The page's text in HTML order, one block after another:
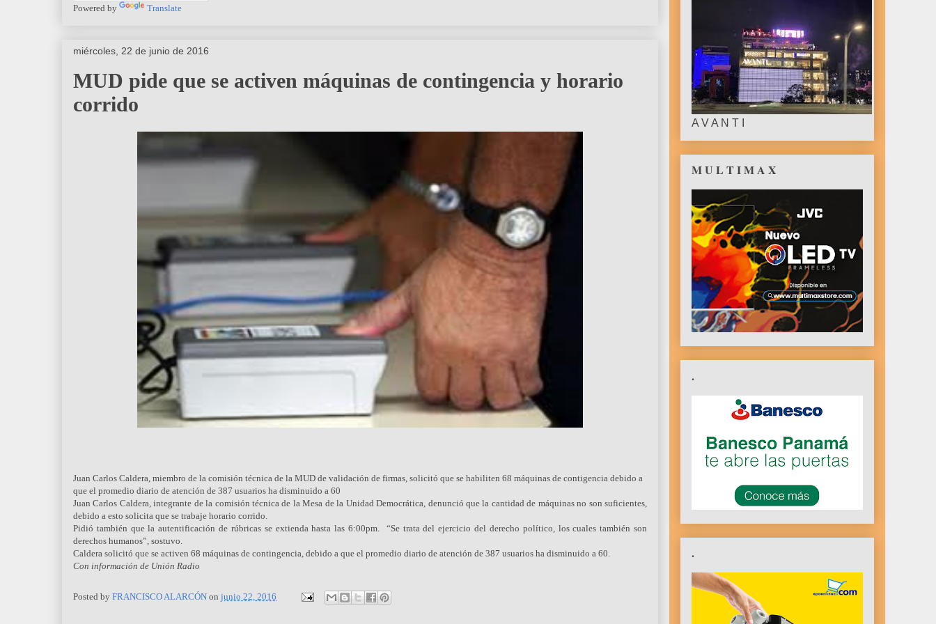
Powered by Translate
miércoles, 22 de junio de 2016
MUD pide que se activen máquinas de contingencia y horario
corrido
Juan Carlos Caldera, miembro de la comisión técnica de la MUD de validación de firmas, solicitó que se habiliten 68 máquinas de contigencia debido a
que el promedio diario de atención de 387 usuarios ha disminuido a 60
Juan Carlos Caldera, integrante de la comisión técnica de la Mesa de la Unidad Democrática, denunció que la cantidad de máquinas no son suficientes,
debido a esto solicita que se trabaje horario corrido.
Pidió también que la autentificación de rúbricas se extienda hasta las 6:00pm. “Se trata del ejercicio del derecho político, los cuales también son
derechos humanos”, sostuvo.
Caldera solicitó que se activen 68 máquinas de contingencia, debido a que el promedio diario de atención de 387 usuarios ha disminuido a 60.
Con información de Unión Radio
Posted by FRANCISCO ALARCÓN on junio 22, 2016
A V A N T I
M U L T I M A X
.
.